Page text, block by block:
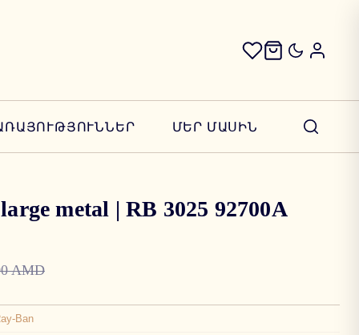
ՄԵՐ ՄԱՍԻՆ
metal | RB 3025 92700A
AMD
Ban